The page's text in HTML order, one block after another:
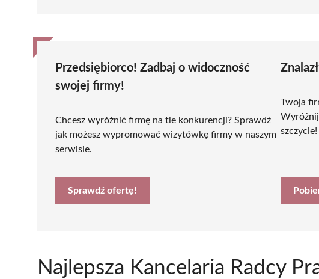
Przedsiębiorco! Zadbaj o widoczność
swojej firmy!
Chcesz wyróżnić firmę na tle konkurencji? Sprawdź
jak możesz wypromować wizytówkę firmy w naszym
serwisie.
Sprawdź ofertę!
Twoja
Wyróżnij
szczycie!
Najlepsza Kancelaria Radcy